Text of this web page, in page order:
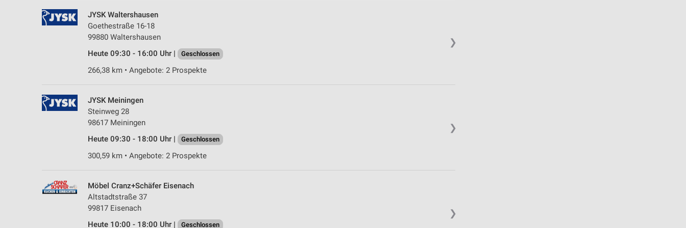
❯
JYSK Waltershausen
Goethestraße 16-18
99880 Waltershausen
Heute 09:30 - 16:00 Uhr |
Geschlossen
266,38 km • Angebote: 2 Prospekte
❯
JYSK Meiningen
Steinweg 28
98617 Meiningen
Heute 09:30 - 18:00 Uhr |
Geschlossen
300,59 km • Angebote: 2 Prospekte
❯
Möbel Cranz+Schäfer Eisenach
Altstadtstraße 37
99817 Eisenach
Heute 10:00 - 18:00 Uhr |
Geschlossen